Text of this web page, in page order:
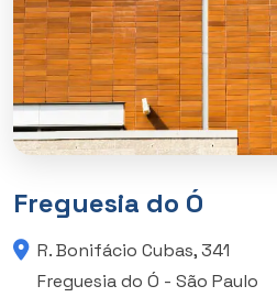
Freguesia do Ó
R. Bonifácio Cubas, 341
Freguesia do Ó - São Paulo